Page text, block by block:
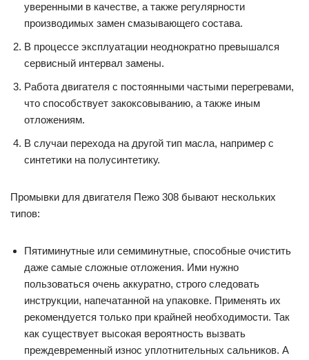
уверенными в качестве, а также регулярности
производимых замен смазывающего состава.
В процессе эксплуатации неоднократно превышался
сервисный интервал замены.
Работа двигателя с постоянными частыми перегревами,
что способствует закоксовыванию, а также иным
отложениям.
В случаи перехода на другой тип масла, например с
синтетики на полусинтетику.
Промывки для двигателя Пежо 308 бывают нескольких
типов:
Пятиминутные или семиминутные, способные очистить
даже самые сложные отложения. Ими нужно
пользоваться очень аккуратно, строго следовать
инструкции, напечатанной на упаковке. Применять их
рекомендуется только при крайней необходимости. Так
как существует высокая вероятность вызвать
преждевременный износ уплотнительных сальников. А